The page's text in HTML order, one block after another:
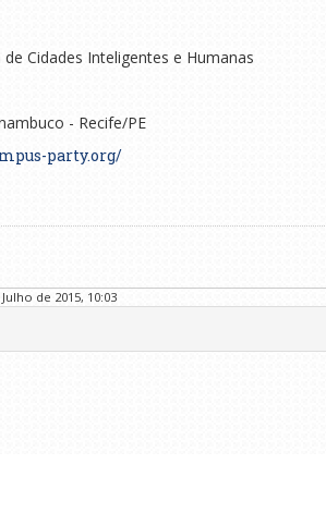
Cidades Inteligentes e Humanas
- Recife/PE
party.org/
de 2015, 10:03